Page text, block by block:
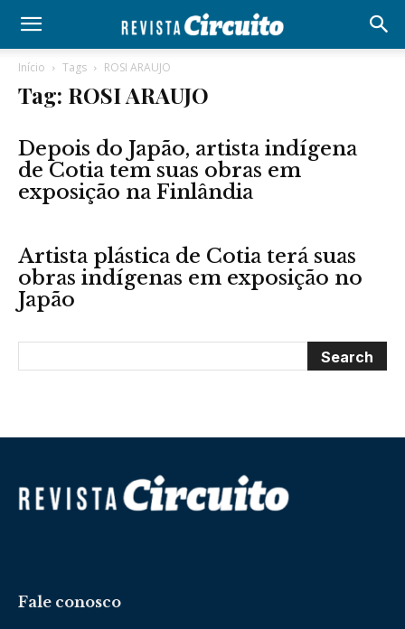
Início Tags ROSI ARAUJO
Tag: ROSI ARAUJO
Depois do Japão, artista indígena
de Cotia tem suas obras em
exposição na Finlândia
Artista plástica de Cotia terá suas
obras indígenas em exposição no
Japão
Fale conosco